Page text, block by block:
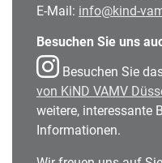
E-Mail: info@kind-
Besuchen Sie uns
Besuchen Sie
von KiND VAMV
weitere, interessante
Informationen.